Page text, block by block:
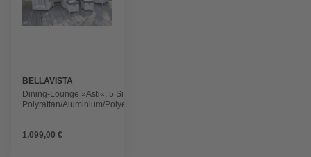
BELLAVISTA
Dining-Lounge »Asti«, 5 Sitzplätze,
Polyrattan/Aluminium/Polyester/Glas,
1.099,00 €